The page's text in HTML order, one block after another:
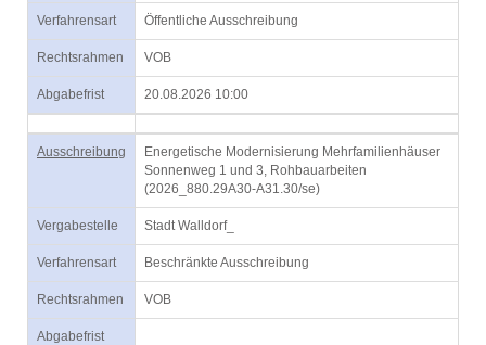
Verfahrensart Öffentliche Ausschreibung
Rechtsrahmen VOB
Abgabefrist 20.08.2026 10:00
Ausschreibung
Energetische Modernisierung Mehrfamilienhäuser
Sonnenweg 1 und 3, Rohbauarbeiten
(2026_880.29A30-A31.30/se)
Vergabestelle Stadt Walldorf_
Verfahrensart Beschränkte Ausschreibung
Rechtsrahmen VOB
Abgabefrist